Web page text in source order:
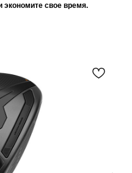
экономите свое время.